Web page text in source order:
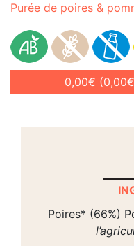
Purée de poires &
0,00€
Poires* (66%)